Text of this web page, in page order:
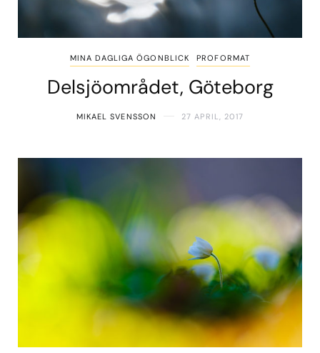
MINA DAGLIGA ÖGONBLICK PROFORMAT
Delsjöområdet, Göteborg
MIKAEL SVENSSON 27 APRIL, 2017